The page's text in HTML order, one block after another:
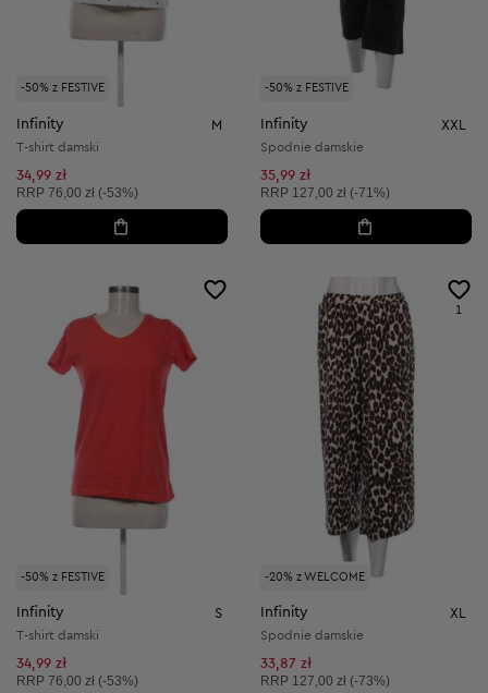
-50% z FESTIVE
Infinity M
T-shirt damski
34,99 zł
Cena sugerowana:
RRP 76,00 zł (-53%)
-50% z FESTIVE
Infinity XXL
Spodnie damskie
35,99 zł
Cena sugerowana:
RRP 127,00 zł (-71%)
-50% z FESTIVE
Infinity S
T-shirt damski
34,99 zł
Cena sugerowana:
RRP 76,00 zł (-53%)
-20% z WELCOME
1
Infinity XL
Spodnie damskie
33,87 zł
Cena sugerowana:
RRP 127,00 zł (-73%)